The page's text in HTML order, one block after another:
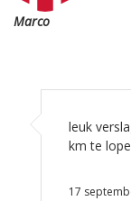
Marco
leuk
km te
17